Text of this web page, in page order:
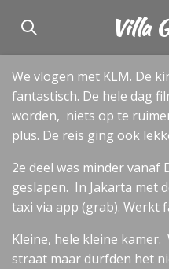
direct
naar
de
hoofdinhoud
Villa
We vlogen met KLM. De
fantastisch. De hele dag
worden, niets op te
plus. De reis ging ook
2e deel was minder vanaf
geslapen. In Jakarta met
taxi via app (grab). Werkt
Kleine, hele kleine
straat maar durfden het